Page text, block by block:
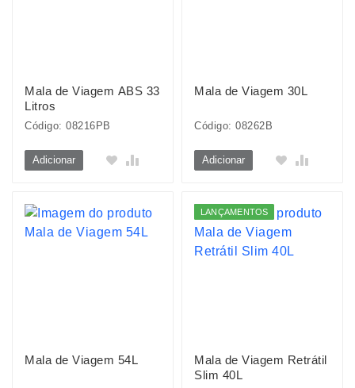
Mala de Viagem ABS 33
Litros
Código: 08216PB
Adicionar
Mala de Viagem 30L
Código: 08262B
Adicionar
Mala de Viagem 54L
LANÇAMENTOS
Mala de Viagem Retrátil
Slim 40L